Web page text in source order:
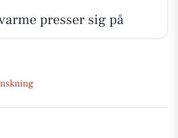
presser sig på